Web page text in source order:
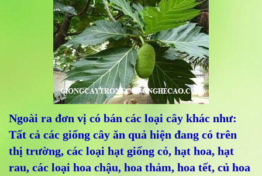
Ngoài ra đơn vị có bán các loại cây khác như:
Tất cả các giống cây ăn quả hiện đang có trên
thị trường, các loại hạt giống cỏ, hạt hoa, hạt
rau, các loại hoa chậu, hoa thảm, hoa tết, củ hoa